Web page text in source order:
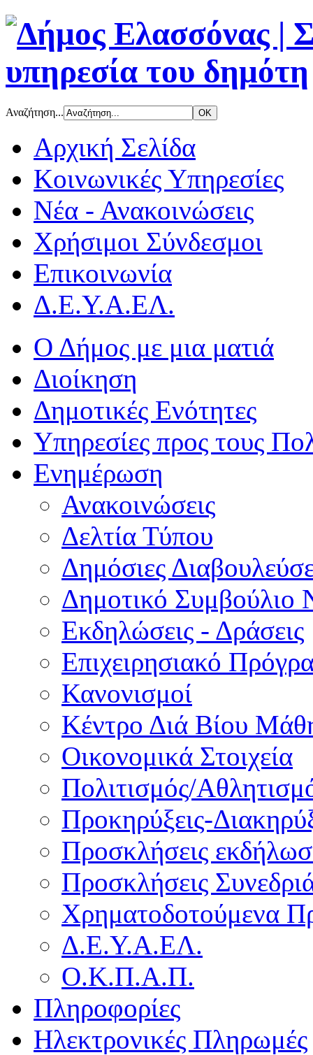
Αναζήτηση...
Αρχική Σελίδα
Κοινωνικές Υπηρεσίες
Νέα - Ανακοινώσεις
Χρήσιμοι Σύνδεσμοι
Επικοινωνία
Δ.Ε.Υ.Α.ΕΛ.
Ο Δήμος με μια ματιά
Διοίκηση
Δημοτικές Ενότητες
Υπηρεσίες προς τους
Ενημέρωση
Ανακοινώσεις
Δελτία Τύπου
Δημόσιες
Δημοτικό Συμβούλιο
Εκδηλώσεις - Δράσεις
Επιχειρησιακό
Κανονισμοί
Κέντρο Διά Βίου
Οικονομικά Στοιχεία
Πολιτισμός/
Προκηρύξεις-
Προσκλήσεις
Προσκλήσεις
Χρηματοδοτούμενα
Δ.Ε.Υ.Α.ΕΛ.
Ο.Κ.Π.Α.Π.
Πληροφορίες
Ηλεκτρονικές Πληρωμές